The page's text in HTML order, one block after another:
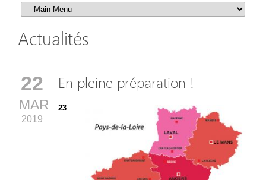
Actualités
22
MAR
2019
En pleine préparation !
23